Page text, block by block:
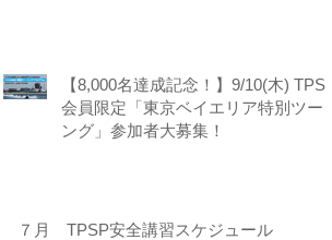
【8,000名達成記念！】9/10(木) TPSP
会員限定「東京ベイエリア特別ツーリ
ング」参加者大募集！
７月 TPSP安全講習スケジュール